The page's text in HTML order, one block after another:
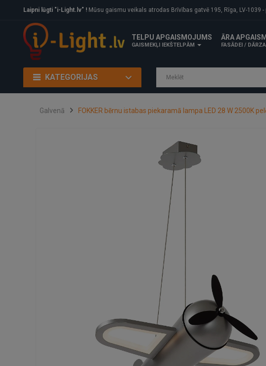
Laipni lūgti "i-Light.lv" ! Mūsu gaismu veikals atrodas Brīvības gatvē 195, Rīga, LV-1039 - pie VEF-
TELPU APGAISMOJUMS
GAISMEKĻI IEKŠTELPĀM
ĀRA
FASĀDEI /
KATEGORIJAS
Galvenā FOKKER bērnu istabas piekaramā lampa LED 28 W 2500K